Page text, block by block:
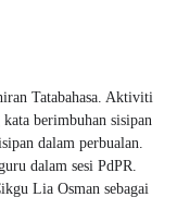
Tatabahasa. Aktiviti
berimbuhan sisipan
dalam perbualan.
dalam sesi PdPR.
Lia Osman sebagai